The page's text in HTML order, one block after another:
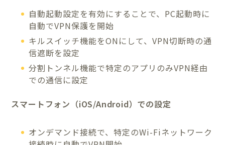
自動起動設定を有効にすることで、PC起動時に
自動でVPN保護を開始
キルスイッチ機能をONにして、VPN切断時の通
信遮断を設定
分割トンネル機能で特定のアプリのみVPN経由
での通信に設定
スマートフォン（iOS/Android）での設定
オンデマンド接続で、特定のWi-Fiネットワーク